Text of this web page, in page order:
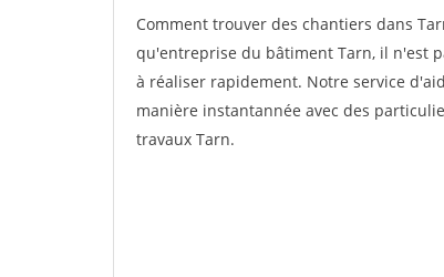
Comment trouver des chantiers dans
qu'entreprise du bâtiment Tarn, il n'est
à réaliser rapidement. Notre service
manière instantannée avec des
travaux Tarn.